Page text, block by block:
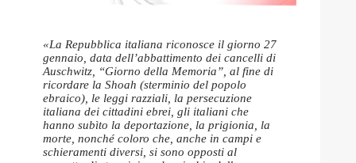
«La Repubblica italiana riconosce il giorno 27
gennaio, data dell’abbattimento dei cancelli di
Auschwitz, “Giorno della Memoria”, al fine di
ricordare la Shoah (sterminio del popolo
ebraico), le leggi razziali, la persecuzione
italiana dei cittadini ebrei, gli italiani che
hanno subìto la deportazione, la prigionia, la
morte, nonché coloro che, anche in campi e
schieramenti diversi, si sono opposti al